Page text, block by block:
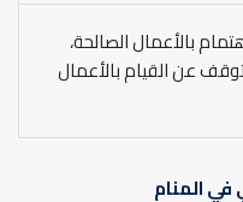
بالأعمال الصالحة،
عن القيام بالأعمال
المنام